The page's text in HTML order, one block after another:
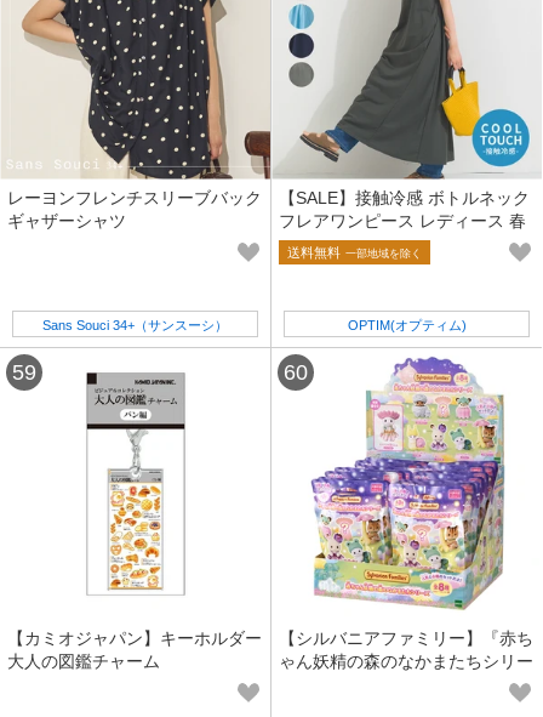
レーヨンフレンチスリーブバック
ギャザーシャツ
Sans Souci 34+（サンスーシ）
【SALE】接触冷感 ボトルネック
フレアワンピース レディース 春
夏 晩夏 初秋
送料無料 一部地域を除く
OPTIM(オプティム)
【カミオジャパン】キーホルダー
大人の図鑑チャーム
【シルバニアファミリー】『赤ち
ゃん妖精の森のなかまたちシリー